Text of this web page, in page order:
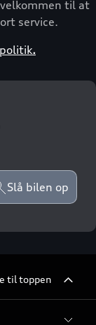
til at
service.
.
Slå bilen op
til toppen